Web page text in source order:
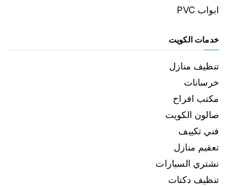
ابواب PVC
خدمات الكويت
تنظيف منازل
خرسانات
مكتب افراح
صالون الكويت
فني تكييف
تعقيم منازل
نشتري السيارات
تنظيف دكتات